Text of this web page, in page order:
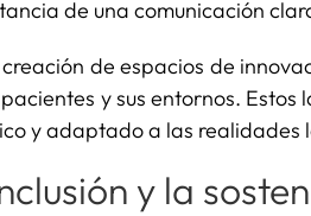
de una comunicación
de espacios de
y sus entornos.
y adaptado a las realidades
y la